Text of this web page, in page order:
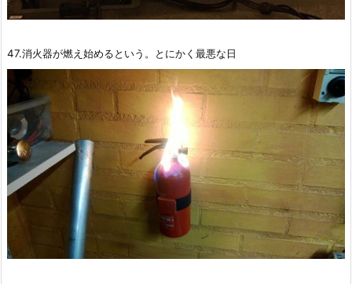
47.消火器が燃え始めるという。とにかく最悪な日